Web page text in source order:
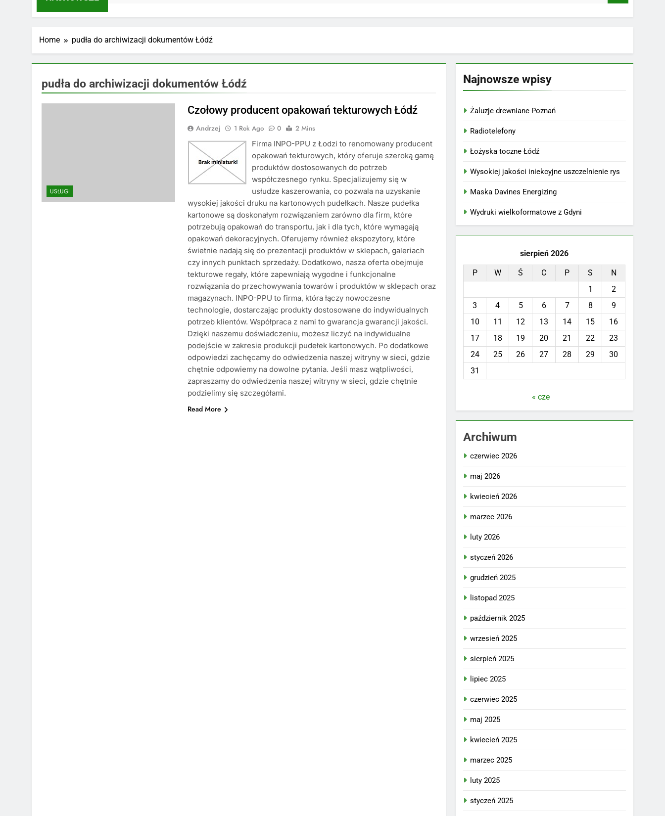
Home pudła do archiwizacji dokumentów Łódź
pudła do archiwizacji dokumentów Łódź
USŁUGI
Czołowy producent opakowań tekturowych Łódź
Andrzej 1 Rok Ago 0
2 Mins
Firma INPO-PPU z Łodzi to renomowany producent
opakowań tekturowych, który oferuje szeroką gamę
produktów dostosowanych do potrzeb
współczesnego rynku. Specjalizujemy się w
usłudze kaszerowania, co pozwala na uzyskanie
wysokiej jakości druku na kartonowych pudełkach. Nasze pudełka
kartonowe są doskonałym rozwiązaniem zarówno dla firm, które
potrzebują opakowań do transportu, jak i dla tych, które wymagają
opakowań dekoracyjnych. Oferujemy również ekspozytory, które
świetnie nadają się do prezentacji produktów w sklepach, galeriach
czy innych punktach sprzedaży. Dodatkowo, nasza oferta obejmuje
tekturowe regały, które zapewniają wygodne i funkcjonalne
rozwiązania do przechowywania towarów i produktów w sklepach oraz
magazynach. INPO-PPU to firma, która łączy nowoczesne
technologie, dostarczając produkty dostosowane do indywidualnych
potrzeb klientów. Współpraca z nami to gwarancja gwarancji jakości.
Dzięki naszemu doświadczeniu, możesz liczyć na indywidualne
podejście w zakresie produkcji pudełek kartonowych. Po dodatkowe
odpowiedzi zachęcamy do odwiedzenia naszej witryny w sieci, gdzie
chętnie odpowiemy na dowolne pytania. Jeśli masz wątpliwości,
zapraszamy do odwiedzenia naszej witryny w sieci, gdzie chętnie
podzielimy się szczegółami.
Read More
Najnowsze wpisy
Żaluzje drewniane Poznań
Radiotelefony
Łożyska toczne Łódź
Wysokiej jakości iniekcyjne uszczelnienie rys
Maska Davines Energizing
Wydruki wielkoformatowe z Gdyni
sierpień 2026
P W Ś C P S
N
1
2
3
4 5 6 7 8
9
10
11 12 13 14 15
16
17
18 19 20 21 22
23
24
25 26 27 28 29
30
31
« cze
Archiwum
czerwiec 2026
maj 2026
kwiecień 2026
marzec 2026
luty 2026
styczeń 2026
grudzień 2025
listopad 2025
październik 2025
wrzesień 2025
sierpień 2025
lipiec 2025
czerwiec 2025
maj 2025
kwiecień 2025
marzec 2025
luty 2025
styczeń 2025